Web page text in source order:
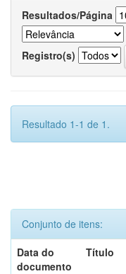
Resultados/Página
Registro(s)
Resultado 1-1 de 1.
Conjunto de itens:
Data do
documento
Título